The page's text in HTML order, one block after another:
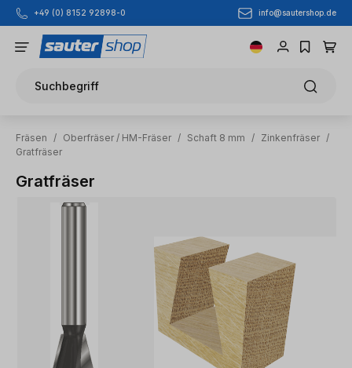
Zum Hauptinhalt springen
+49 (0) 8152 92898-0 info@sautershop.de
Suchbegriff
Fräsen / Oberfräser / HM-Fräser / Schaft 8 mm / Zinkenfräser /
Gratfräser
Gratfräser